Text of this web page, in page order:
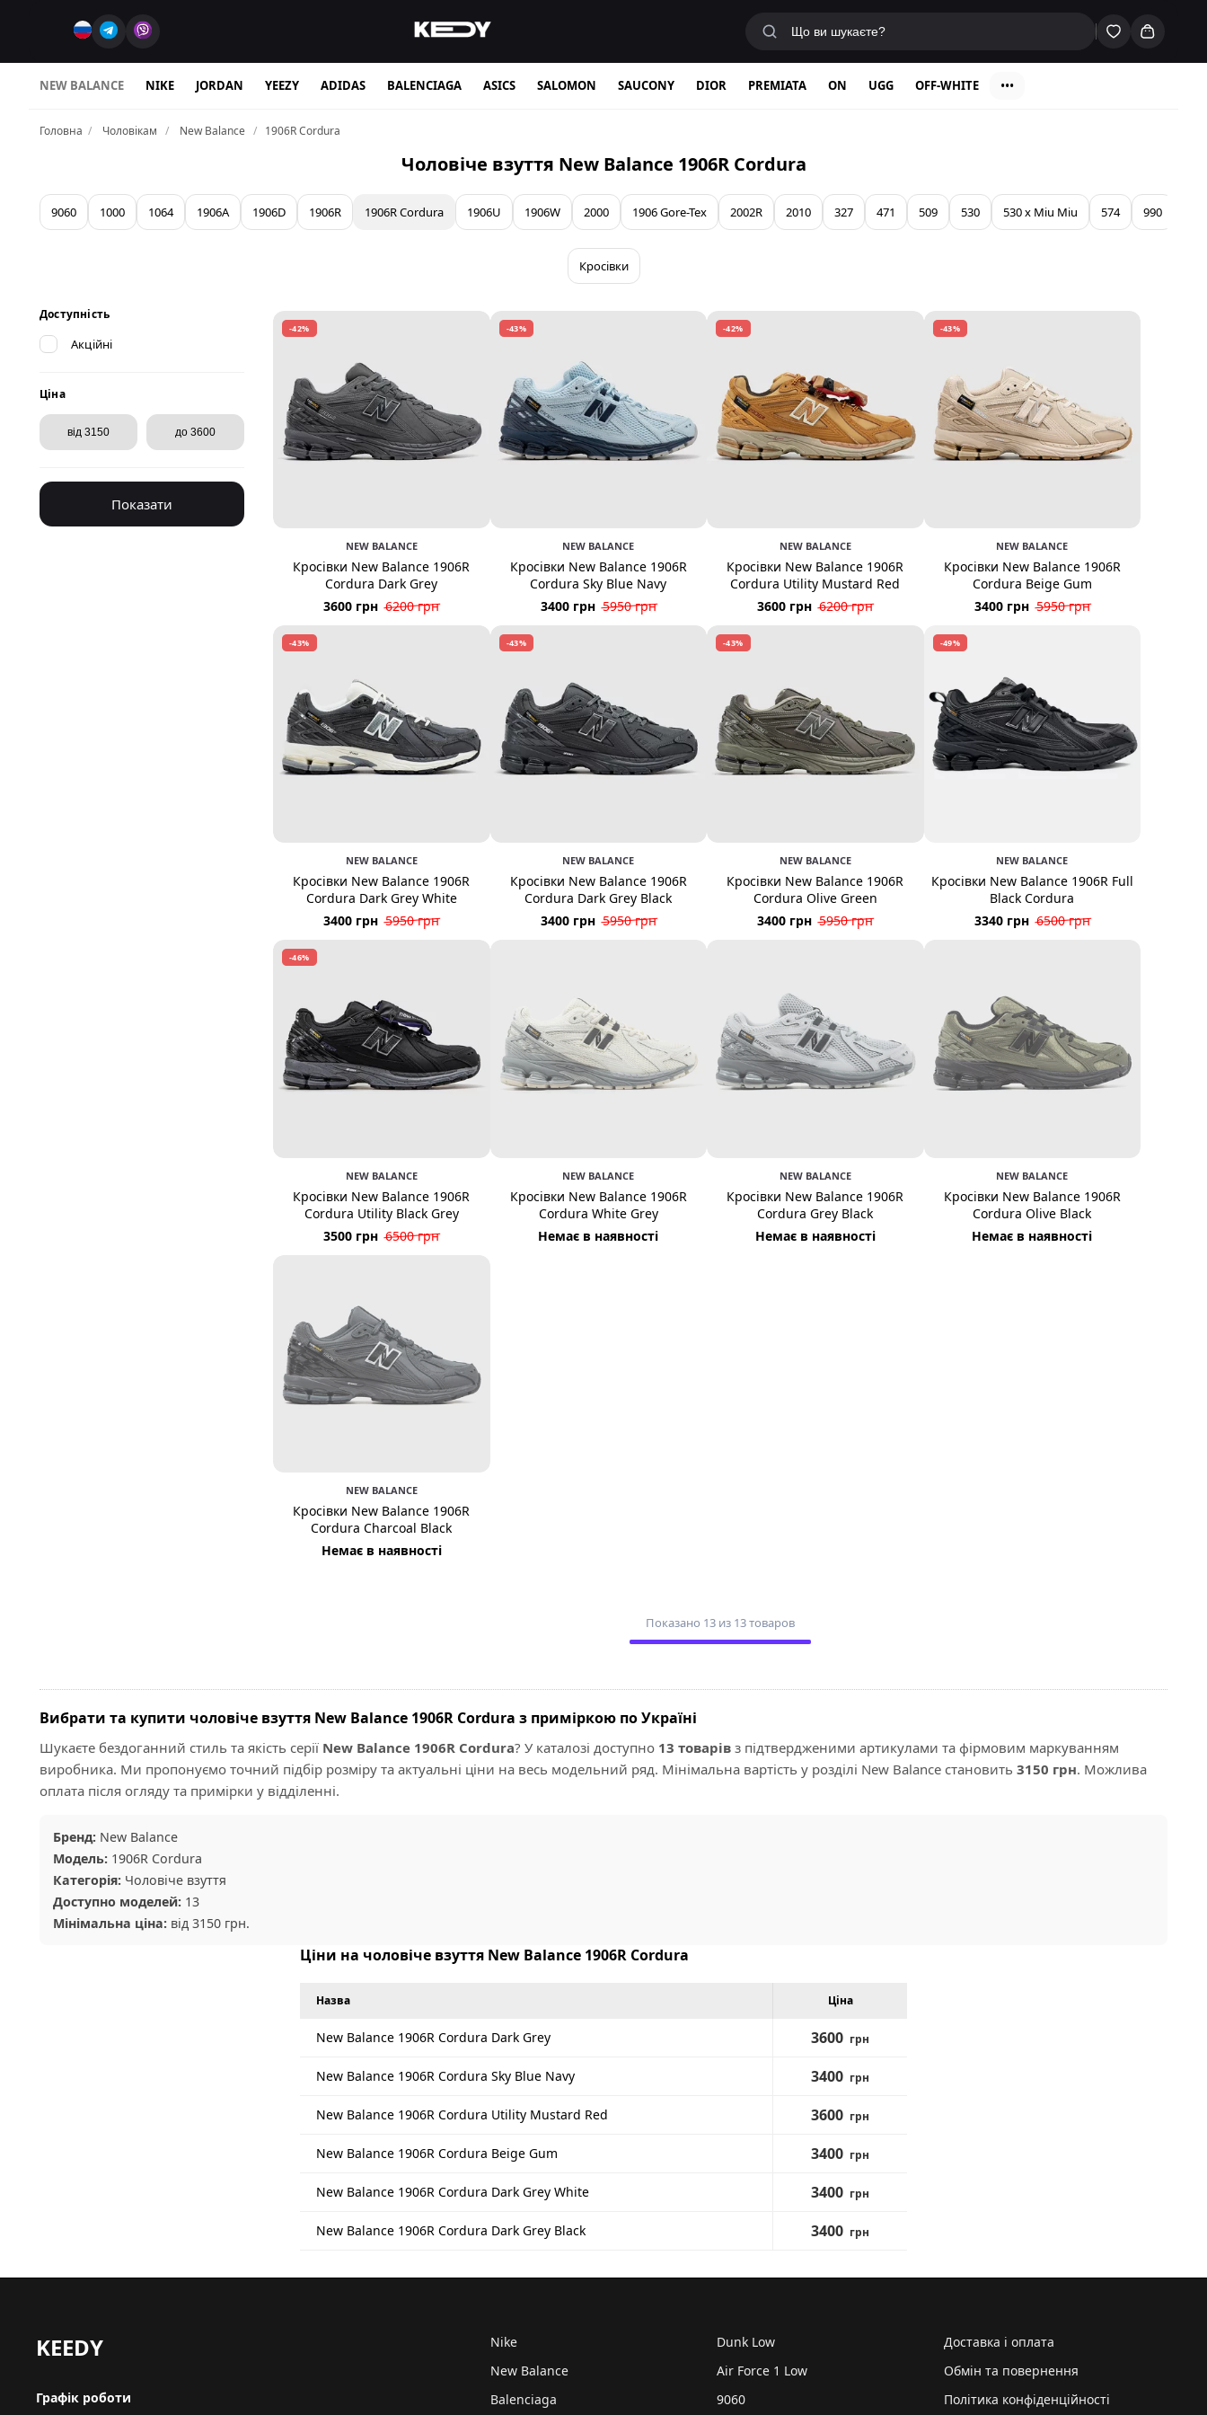
NEW BALANCE NIKE JORDAN YEEZY ADIDAS BALENCIAGA ASICS SALOMON SAUCONY DIOR PREMIATA ON UGG OFF-WHITE •••
Головна Чоловікам New Balance 1906R Cordura
Чоловіче взуття New Balance 1906R Cordura
9060 1000 1064 1906A 1906D 1906R 1906R Cordura 1906U 1906W 2000 1906 Gore-Tex 2002R 2010 327 471 509 530 530 x Miu Miu 574 990
Кросівки
Доступність
Акційні
Ціна
Показати
-42%
NEW BALANCE
Кросівки New Balance 1906R
Cordura Dark Grey
3600 грн 6200 грн
-43%
NEW BALANCE
Кросівки New Balance 1906R
Cordura Sky Blue Navy
3400 грн 5950 грн
-42%
NEW BALANCE
Кросівки New Balance 1906R
Cordura Utility Mustard Red
3600 грн 6200 грн
-43%
NEW BALANCE
Кросівки New Balance 1906R
Cordura Beige Gum
3400 грн 5950 грн
-43%
NEW BALANCE
Кросівки New Balance 1906R
Cordura Dark Grey White
3400 грн 5950 грн
-43%
NEW BALANCE
Кросівки New Balance 1906R
Cordura Dark Grey Black
3400 грн 5950 грн
-43%
NEW BALANCE
Кросівки New Balance 1906R
Cordura Olive Green
3400 грн 5950 грн
-49%
NEW BALANCE
Кросівки New Balance 1906R Full
Black Cordura
3340 грн 6500 грн
-46%
NEW BALANCE
Кросівки New Balance 1906R
Cordura Utility Black Grey
3500 грн 6500 грн
NEW BALANCE
Кросівки New Balance 1906R
Cordura White Grey
Немає в наявності
NEW BALANCE
Кросівки New Balance 1906R
Cordura Grey Black
Немає в наявності
NEW BALANCE
Кросівки New Balance 1906R
Cordura Olive Black
Немає в наявності
NEW BALANCE
Кросівки New Balance 1906R
Cordura Charcoal Black
Немає в наявності
Показано 13 из 13 товаров
Вибрати та купити чоловіче взуття New Balance 1906R Cordura з приміркою по Україні
Шукаєте бездоганний стиль та якість серії New Balance 1906R Cordura? У каталозі доступно 13 товарів з підтвердженими артикулами та фірмовим маркуванням
виробника. Ми пропонуємо точний підбір розміру та актуальні ціни на весь модельний ряд. Мінімальна вартість у розділі New Balance становить 3150 грн. Можлива
оплата після огляду та примірки у відділенні.
Бренд: New Balance
Модель: 1906R Cordura
Категорія: Чоловіче взуття
Доступно моделей: 13
Мінімальна ціна: від 3150 грн.
Ціни на чоловіче взуття New Balance 1906R Cordura
Назва Ціна
New Balance 1906R Cordura Dark Grey 3600 грн
New Balance 1906R Cordura Sky Blue Navy 3400 грн
New Balance 1906R Cordura Utility Mustard Red 3600 грн
New Balance 1906R Cordura Beige Gum 3400 грн
New Balance 1906R Cordura Dark Grey White 3400 грн
New Balance 1906R Cordura Dark Grey Black 3400 грн
KEEDY
Графік роботи
Nike
New Balance
Balenciaga
Dunk Low
Air Force 1 Low
9060
Доставка і оплата
Обмін та повернення
Політика конфіденційності